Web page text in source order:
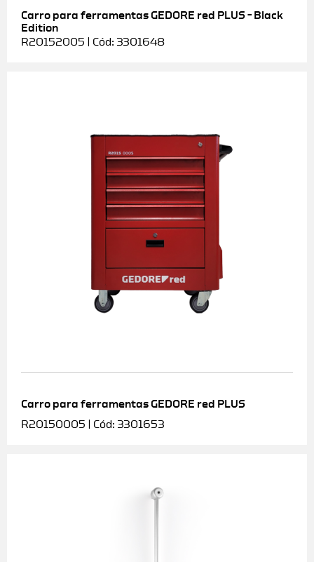
Carro para ferramentas GEDORE red PLUS – Black
Edition
R20152005 | Cód: 3301648
Carro para ferramentas GEDORE red PLUS
R20150005 | Cód: 3301653